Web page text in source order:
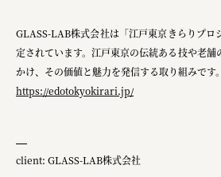
GLASS-LAB株式会社は「江戸東京きらりプロ
定されています。江戸東京の伝統ある技や老舗
かけ、その価値と魅力を発信する取り組みです。
https://edotokyokirari.jp/
client: GLASS-LAB株式会社